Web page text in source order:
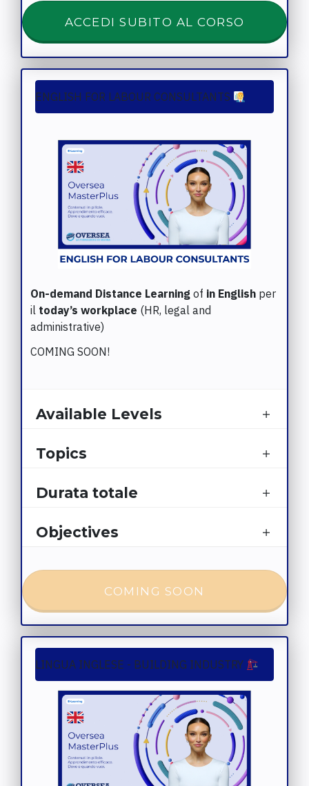
ACCEDI SUBITO AL CORSO
ENGLISH FOR LABOUR CONSULTANTS
On-demand Distance Learningof in English per
il today’s workplace (HR, legal and
administrative)
COMING SOON!
Available Levels
Topics
Durata totale
Objectives
COMING SOON
LINGUA INGLESE - BUILDING INDUSTRY